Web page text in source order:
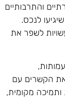
והתרבותיים
לנכס.
לשפר את
את הקשרים עם
מקומית,